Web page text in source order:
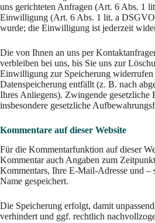
uns gerichteten Anfragen (Art. 6 Abs. 1
Einwilligung (Art. 6 Abs. 1 lit. a
wurde; die Einwilligung ist jederzeit
Die von Ihnen an uns per
verbleiben bei uns, bis Sie uns zur
Einwilligung zur Speicherung
Datenspeicherung entfällt (z. B. nach
Ihres Anliegens). Zwingende gesetzliche
insbesondere gesetzliche
Kommentare auf dieser Website
Für die Kommentarfunktion auf dieser
Kommentar auch Angaben zum
Kommentars, Ihre E-Mail-Adresse und –
Name gespeichert.
Die Speicherung erfolgt, damit
verhindert und ggf. rechtlich